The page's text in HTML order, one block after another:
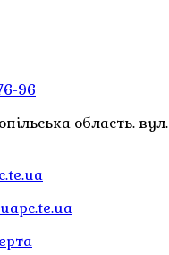
96
область. вул.